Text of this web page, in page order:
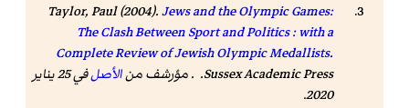
Taylor, Paul (2004).Jews and the Olympic Games:
The Clash Between Sport and Politics : with a
Complete Review of Jewish Olympic Medallists.
Sussex Academic Press. . مؤرشف من
الأصل
في 25 يناير
2020.